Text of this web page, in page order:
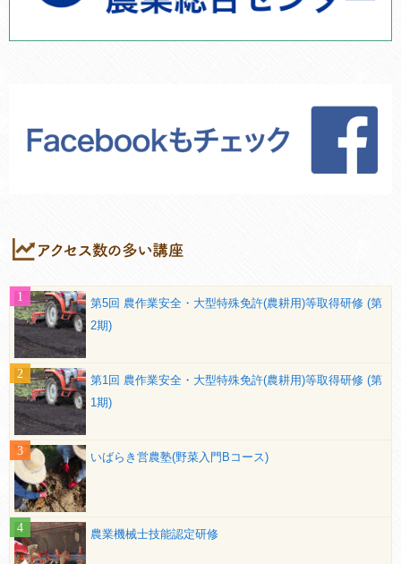
第5回 農作業安全・大型特殊免許(農耕用)等取得研修 (第
2期)
第1回 農作業安全・大型特殊免許(農耕用)等取得研修 (第
1期)
いばらき営農塾(野菜入門Bコース)
農業機械士技能認定研修